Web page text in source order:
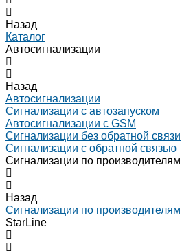
Назад
Каталог
Автосигнализации
Назад
Автосигнализации
Сигнализации с автозапуском
Автосигнализации с GSM
Сигнализации без обратной связи
Сигнализации с обратной связью
Сигнализации по производителям
Назад
Сигнализации по производителям
StarLine